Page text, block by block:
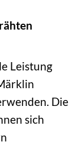
Leistung
Die
sich